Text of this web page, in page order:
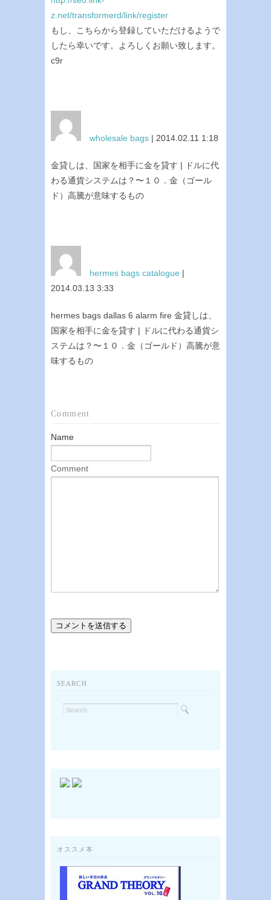
z.net/transformerd/link/register
もし、こちらから登録していただけるようで
したら幸いです。よろしくお願い致します。
c9r
wholesale bags | 2014.02.11 1:18
金貸しは、国家を相手に金を貸す | ドルに代
わる通貨システムは？〜１０．金（ゴール
ド）高騰が意味するもの
hermes bags catalogue |
2014.03.13 3:33
hermes bags dallas 6 alarm fire 金貸しは、
国家を相手に金を貸す | ドルに代わる通貨シ
ステムは？〜１０．金（ゴールド）高騰が意
味するもの
Comment
Name
Comment
SEARCH
オススメ本